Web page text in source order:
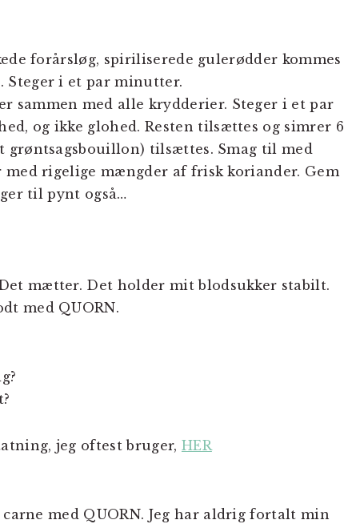
forårsløg, spiriliserede gulerødder kommes
Steger i et par minutter.
sammen med alle krydderier. Steger i et par
og ikke glohed. Resten tilsættes og simrer 6
grøntsagsbouillon) tilsættes. Smag til med
med rigelige mængder af frisk koriander. Gem
til pynt også…
mætter. Det holder mit blodsukker stabilt.
med QUORN.
jeg oftest bruger, HER
med QUORN. Jeg har aldrig fortalt min